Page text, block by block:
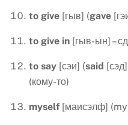
to give [гыв] (gave
to give in [гыв-ын] –
to say [сэи] (said
(кому-то)
myself [маисэлф]